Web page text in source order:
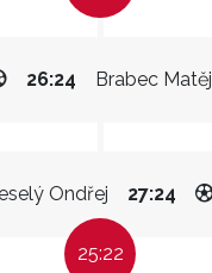
Brabec Matěj
26:24
Ondřej 27:24
25:22